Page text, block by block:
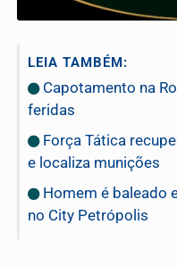
LEIA TAMBÉM:
Capotamento na
feridas
Força Tática
e localiza munições
Homem é baleado
no City Petrópolis